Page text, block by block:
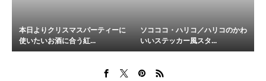
本日よりクリスマスパーティーに
使いたいお酒に合う紅...
ソコココ・ハリコ／ハリコのかわ
いいステッカー風スタ...